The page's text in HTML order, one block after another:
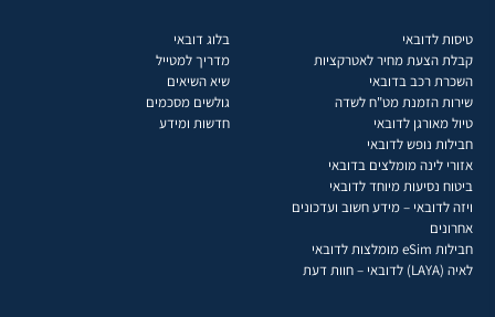
טיסות לדובאי
קבלת הצעת מחיר לאטרקציות
השכרת רכב בדובאי
שירות הזמנת מט"ח לשדה
טיול מאורגן לדובאי
חבילות נופש לדובאי
אזורי לינה מומלצים בדובאי
ביטוח נסיעות מיוחד לדובאי
ויזה לדובאי – מידע חשוב ועדכונים
אחרונים
חבילות eSim מומלצות לדובאי
לאיה (LAYA) לדובאי – חוות דעת
בלוג דובאי
מדריך למטייל
שיא השיאים
גולשים מסכמים
חדשות ומידע